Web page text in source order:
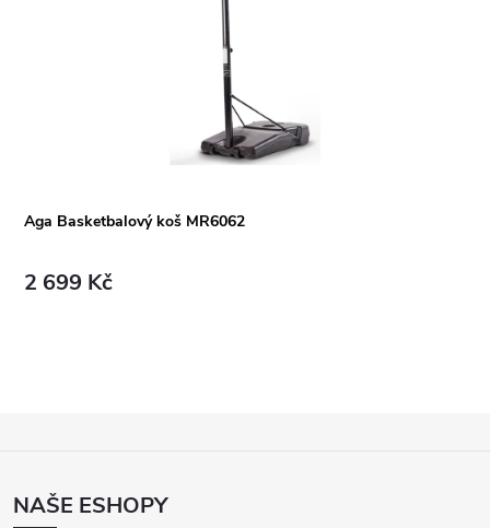
Aga Basketbalový koš MR6062
2 699 Kč
ANAŠE ESHOPY